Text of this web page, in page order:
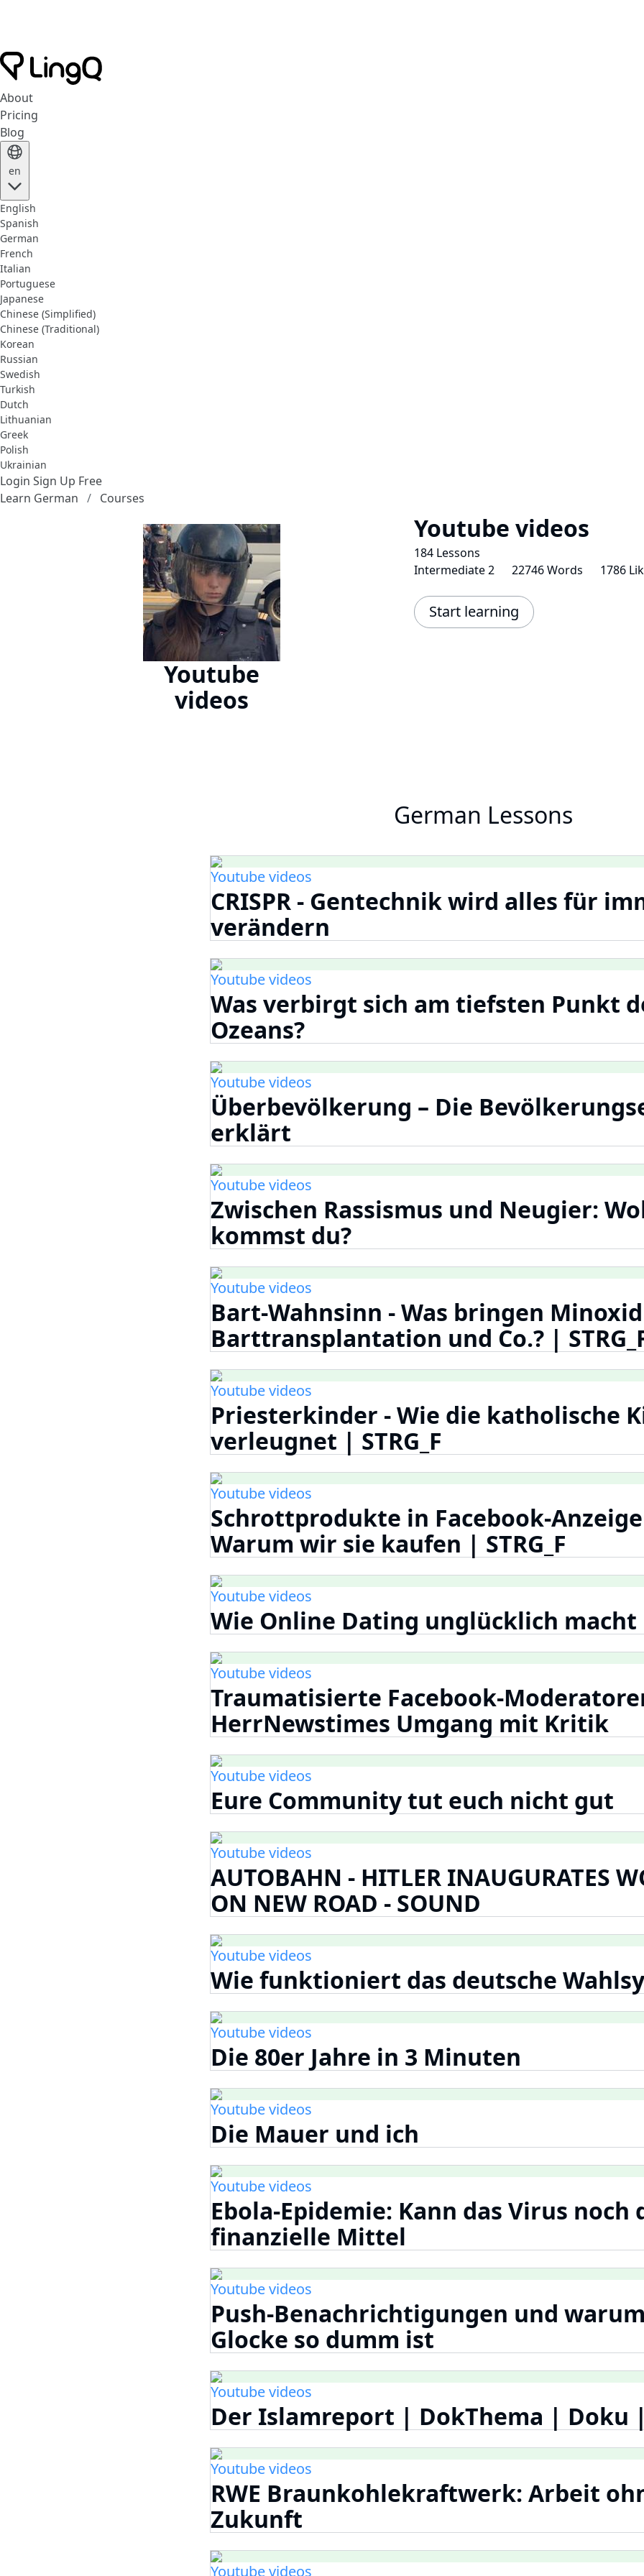
About
Pricing
Blog
en
English
Spanish
German
French
Italian
Portuguese
Japanese
Chinese (Simplified)
Chinese (Traditional)
Korean
Russian
Swedish
Turkish
Dutch
Lithuanian
Greek
Polish
Ukrainian
Login Sign Up Free
Learn German
Courses
Youtube
videos
Youtube videos
184 Lessons
Intermediate 2
22746 Words 1786
Start learning
German Lessons
Youtube videos
CRISPR - Gentechnik wird alles für
verändern
Youtube videos
Was verbirgt sich am tiefsten Punkt
Ozeans?
Youtube videos
Überbevölkerung – Die
erklärt
Youtube videos
Zwischen Rassismus und Neugier:
kommst du?
Youtube videos
Bart-Wahnsinn - Was bringen
Barttransplantation und Co.? |
Youtube videos
Priesterkinder - Wie die katholische
verleugnet | STRG_F
Youtube videos
Schrottprodukte in Facebook-
Warum wir sie kaufen | STRG_F
Youtube videos
Wie Online Dating unglücklich macht
Youtube videos
Traumatisierte Facebook-
HerrNewstimes Umgang mit Kritik
Youtube videos
Eure Community tut euch nicht gut
Youtube videos
AUTOBAHN - HITLER INAUGURATES
ON NEW ROAD - SOUND
Youtube videos
Wie funktioniert das deutsche
Youtube videos
Die 80er Jahre in 3 Minuten
Youtube videos
Die Mauer und ich
Youtube videos
Ebola-Epidemie: Kann das Virus noch
finanzielle Mittel
Youtube videos
Push-Benachrichtigungen und
Glocke so dumm ist
Youtube videos
Der Islamreport | DokThema | Doku |
Youtube videos
RWE Braunkohlekraftwerk: Arbeit
Zukunft
Youtube videos